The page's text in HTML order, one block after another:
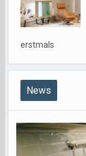
erstmals
News